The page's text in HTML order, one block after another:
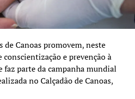
de Canoas promovem, neste
conscientização e prevenção à
faz parte da campanha mundial
no Calçadão de Canoas,